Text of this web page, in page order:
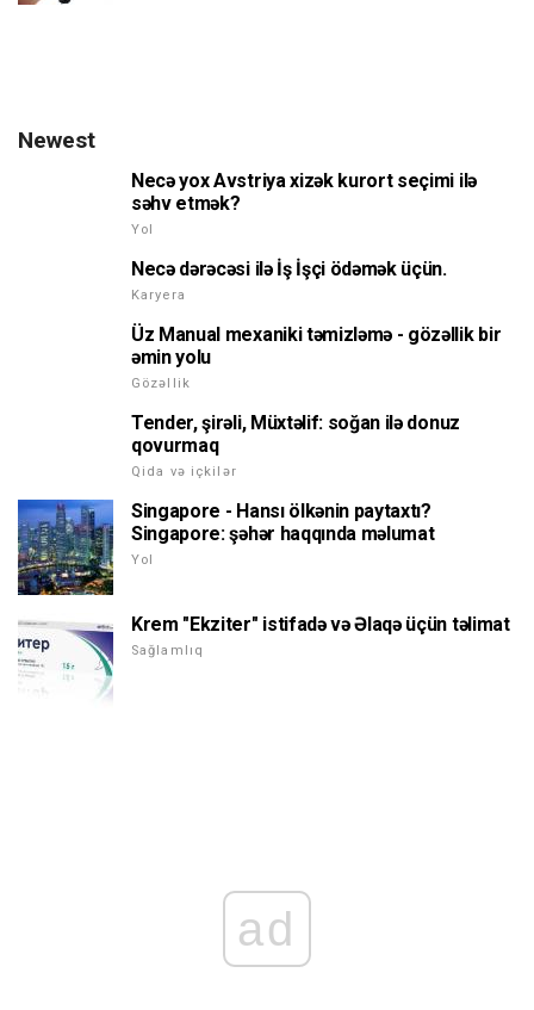
Newest
Necə yox Avstriya xizək kurort seçimi ilə
səhv etmək?
Yol
Necə dərəcəsi ilə İş İşçi ödəmək üçün.
Karyera
Üz Manual mexaniki təmizləmə - gözəllik bir
əmin yolu
Gözəllik
Tender, şirəli, Müxtəlif: soğan ilə donuz
qovurmaq
Qida və içkilər
Singapore - Hansı ölkənin paytaxtı?
Singapore: şəhər haqqında məlumat
Yol
Krem "Ekziter" istifadə və Əlaqə üçün təlimat
Sağlamlıq
ad